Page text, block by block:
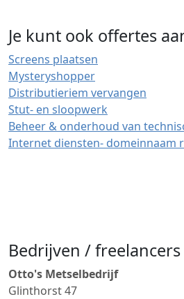
Je kunt ook offertes
Screens plaatsen
Mysteryshopper
Distributieriem vervangen
Stut- en sloopwerk
Beheer & onderhoud van
Internet diensten- domeinnaam
Bedrijven / freelancers
Otto's Metselbedrijf
Glinthorst 47